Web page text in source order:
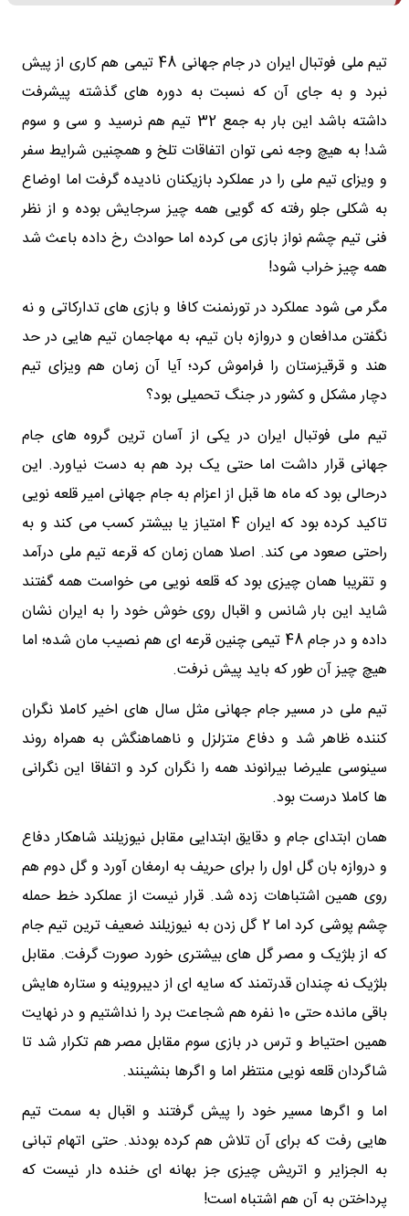
تیم ملی فوتبال ایران در جام جهانی 48 تیمی هم کاری از پیش
نبرد و به جای آن که نسبت به دوره های گذشته پیشرفت
داشته باشد این بار به جمع 32 تیم هم نرسید و سی و سوم
شد! به هیچ وجه نمی توان اتفاقات تلخ و همچنین شرایط سفر
و ویزای تیم ملی را در عملکرد بازیکنان نادیده گرفت اما اوضاع
به شکلی جلو رفته که گویی همه چیز سرجایش بوده و از نظر
فنی تیم چشم نواز بازی می کرده اما حوادث رخ داده باعث شد
همه چیز خراب شود!
مگر می شود عملکرد در تورنمنت کافا و بازی های تدارکاتی و نه
نگفتن مدافعان و دروازه بان تیم، به مهاجمان تیم هایی در حد
هند و قرقیزستان را فراموش کرد؛ آیا آن زمان هم ویزای تیم
دچار مشکل و کشور در جنگ تحمیلی بود؟
تیم ملی فوتبال ایران در یکی از آسان ترین گروه های جام
جهانی قرار داشت اما حتی یک برد هم به دست نیاورد. این
درحالی بود که ماه ها قبل از اعزام به جام جهانی امیر قلعه نویی
تاکید کرده بود که ایران 4 امتیاز یا بیشتر کسب می کند و به
راحتی صعود می کند. اصلا همان زمان که قرعه تیم ملی درآمد
و تقریبا همان چیزی بود که قلعه نویی می خواست همه گفتند
شاید این بار شانس و اقبال روی خوش خود را به ایران نشان
داده و در جام 48 تیمی چنین قرعه ای هم نصیب مان شده؛ اما
هیچ چیز آن طور که باید پیش نرفت.
تیم ملی در مسیر جام جهانی مثل سال های اخیر کاملا نگران
کننده ظاهر شد و دفاع متزلزل و ناهماهنگش به همراه روند
سینوسی علیرضا بیرانوند همه را نگران کرد و اتفاقا این نگرانی
ها کاملا درست بود.
همان ابتدای جام و دقایق ابتدایی مقابل نیوزیلند شاهکار دفاع
و دروازه بان گل اول را برای حریف به ارمغان آورد و گل دوم هم
روی همین اشتباهات زده شد. قرار نیست از عملکرد خط حمله
چشم پوشی کرد اما 2 گل زدن به نیوزیلند ضعیف ترین تیم جام
که از بلژیک و مصر گل های بیشتری خورد صورت گرفت. مقابل
بلژیک نه چندان قدرتمند که سایه ای از دیبروینه و ستاره هایش
باقی مانده حتی 10 نفره هم شجاعت برد را نداشتیم و در نهایت
همین احتیاط و ترس در بازی سوم مقابل مصر هم تکرار شد تا
شاگردان قلعه نویی منتظر اما و اگرها بنشینند.
اما و اگرها مسیر خود را پیش گرفتند و اقبال به سمت تیم
هایی رفت که برای آن تلاش هم کرده بودند. حتی اتهام تبانی
به الجزایر و اتریش چیزی جز بهانه ای خنده دار نیست که
پرداختن به آن هم اشتباه است!